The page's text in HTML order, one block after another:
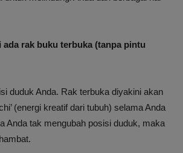
ada rak buku terbuka (tanpa pintu
duduk Anda. Rak terbuka diyakini akan
(energi kreatif dari tubuh) selama Anda
Anda tak mengubah posisi duduk, maka